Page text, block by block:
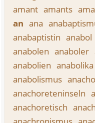
amant amants
an ana
anabaptistin anabol
anabolen anaboler
anabolien anabolika
anabolismus
anachoreteninseln
anachoretisch